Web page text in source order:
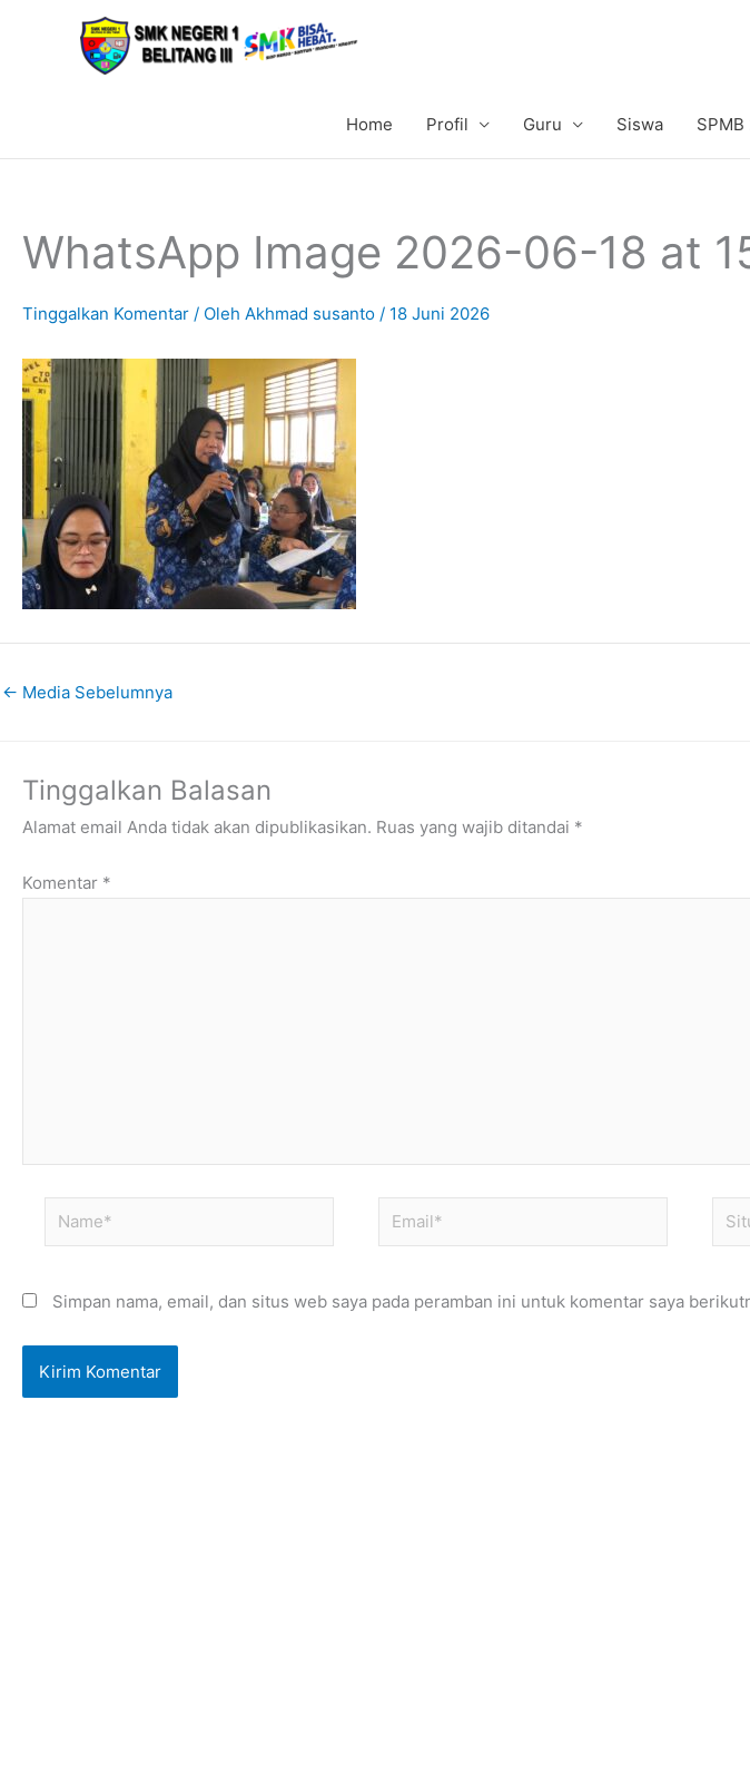
Home Profil Guru Siswa
WhatsApp Image 2026-06-18 at
Tinggalkan Komentar / Oleh Akhmad susanto / 18 Juni 2026
← Media Sebelumnya
Tinggalkan Balasan
Alamat email Anda tidak akan dipublikasikan. Ruas yang wajib ditandai *
Komentar *
Name* Email*
Situs
Web
Simpan nama, email, dan situs web saya pada peramban ini untuk komentar saya